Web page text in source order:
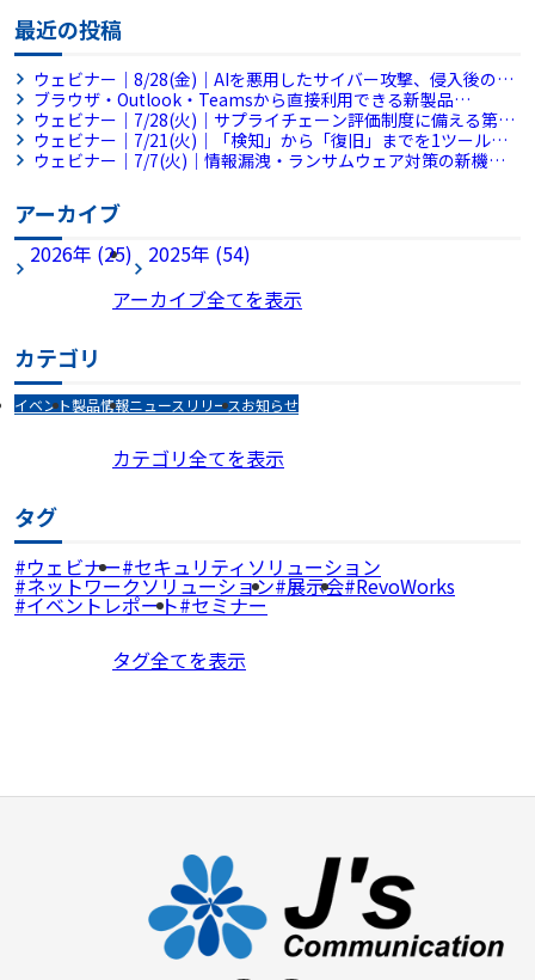
最近の投稿
ウェビナー｜8/28(金)｜AIを悪用したサイバー攻撃、侵入後の被
害拡大をどう防ぐ？～侵入後の横展開を平均38分で封じ込めるフ
ルマネージドMDRとは～
ブラウザ・Outlook・Teamsから直接利用できる新製品
「RevoWorks Sanitize Browser」「RevoWorks Sanitize
Apps」を販売開始
ウェビナー｜7/28(火)｜サプライチェーン評価制度に備える第一
歩 AIで始める社内セキュリティ規程チェック【アンコール配
信】
ウェビナー｜7/21(火)｜「検知」から「復旧」までを1ツールで
完結。情シス不足の企業を救う『MDR×バックアップ』統合ア
ウェビナー｜7/7(火)｜情報漏洩・ランサムウェア対策の新機軸
アーカイブ
2026年 (25)
2025年 (54)
アーカイブ全てを表示
カテゴリ
イベント製品情報ニュースリリースお知らせ
カテゴリ全てを表示
タグ
ウェビナー セキュリティソリューション
ネットワークソリューション 展示会 RevoWorks
イベントレポート セミナー
タグ全てを表示